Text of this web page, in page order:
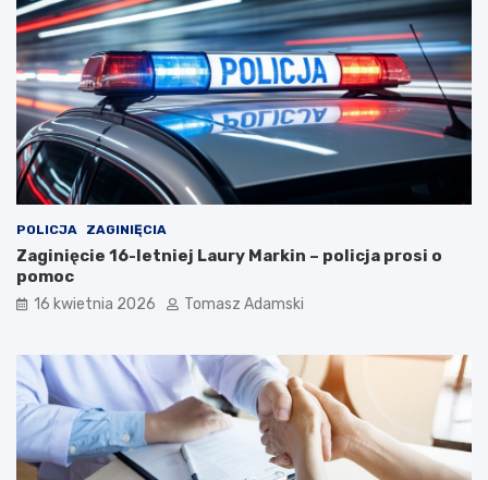
POLICJA ZAGINIĘCIA
Zaginięcie 16-letniej Laury Markin – policja prosi o
pomoc
16 kwietnia 2026 Tomasz Adamski